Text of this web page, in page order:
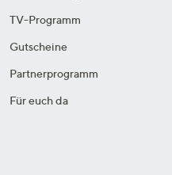
TV-Programm
Gutscheine
Partnerprogramm
Für euch da